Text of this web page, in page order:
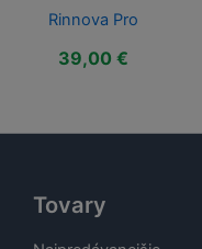
Rinnova Pro
39,00 €
Tovary